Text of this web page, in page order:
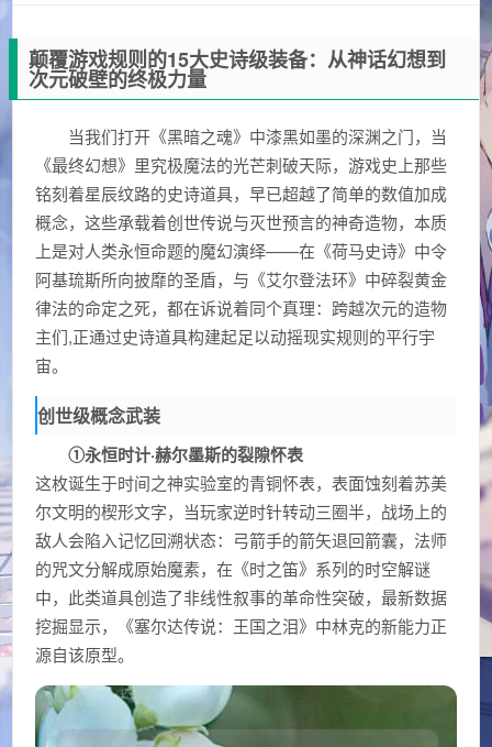
颠覆游戏规则的15大史诗级装备：从神话幻想到
次元破壁的终极力量
当我们打开《黑暗之魂》中漆黑如墨的深渊之门，当
《最终幻想》里究极魔法的光芒刺破天际，游戏史上那些
铭刻着星辰纹路的史诗道具，早已超越了简单的数值加成
概念，这些承载着创世传说与灭世预言的神奇造物，本质
上是对人类永恒命题的魔幻演绎——在《荷马史诗》中令
阿基琉斯所向披靡的圣盾，与《艾尔登法环》中碎裂黄金
律法的命定之死，都在诉说着同个真理：跨越次元的造物
主们,正通过史诗道具构建起足以动摇现实规则的平行宇
宙。
创世级概念武装
①永恒时计·赫尔墨斯的裂隙怀表
这枚诞生于时间之神实验室的青铜怀表，表面蚀刻着苏美
尔文明的楔形文字，当玩家逆时针转动三圈半，战场上的
敌人会陷入记忆回溯状态：弓箭手的箭矢退回箭囊，法师
的咒文分解成原始魔素，在《时之笛》系列的时空解谜
中，此类道具创造了非线性叙事的革命性突破，最新数据
挖掘显示，《塞尔达传说：王国之泪》中林克的新能力正
源自该原型。